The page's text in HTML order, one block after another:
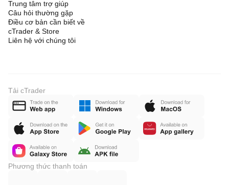
Trung tâm trợ giúp
Câu hỏi thường gặp
Điều cơ bản cần biết về
cTrader & Store
Liên hệ với chúng tôi
Tải cTrader
Phương thức thanh toán